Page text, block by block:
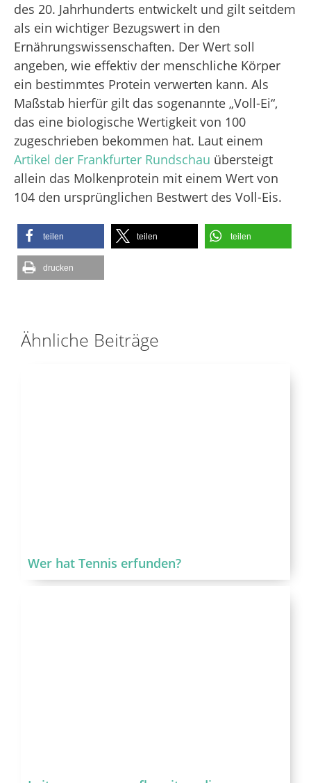
des 20. Jahrhunderts entwickelt und gilt seitdem
als ein wichtiger Bezugswert in den
Ernährungswissenschaften. Der Wert soll
angeben, wie effektiv der menschliche Körper
ein bestimmtes Protein verwerten kann. Als
Maßstab hierfür gilt das sogenannte „Voll-Ei“,
das eine biologische Wertigkeit von 100
zugeschrieben bekommen hat. Laut einem
Artikel der Frankfurter Rundschau übersteigt
allein das Molkenprotein mit einem Wert von
104 den ursprünglichen Bestwert des Voll-Eis.
teilen teilen teilen
drucken
Ähnliche Beiträge
Wer hat Tennis erfunden?